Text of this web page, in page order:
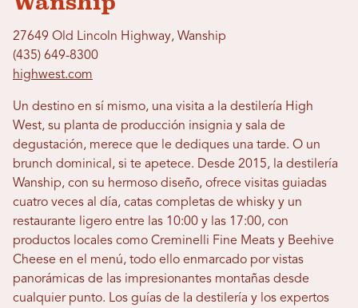
27649 Old Lincoln Highway, Wanship
(435) 649-8300
highwest.com
Un destino en sí mismo, una visita a la destilería High
West, su planta de producción insignia y sala de
degustación, merece que le dediques una tarde. O un
brunch dominical, si te apetece. Desde 2015, la destilería
Wanship, con su hermoso diseño, ofrece visitas guiadas
cuatro veces al día, catas completas de whisky y un
restaurante ligero entre las 10:00 y las 17:00, con
productos locales como Creminelli Fine Meats y Beehive
Cheese en el menú, todo ello enmarcado por vistas
panorámicas de las impresionantes montañas desde
cualquier punto. Los guías de la destilería y los expertos